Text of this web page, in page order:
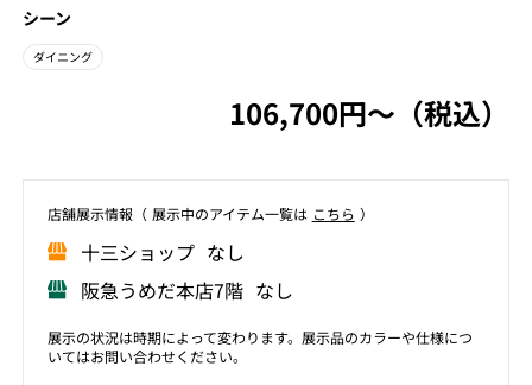
シーン
ダイニング
106,700円〜（税込）
店舗展⽰情報（ 展⽰中のアイテム⼀覧は こちら ）
⼗三ショップ なし
阪急うめだ本店7階 なし
展示の状況は時期によって変わります。展示品のカラーや仕様につ
いてはお問い合わせください。